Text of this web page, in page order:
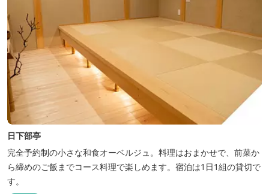
日下部亭
完全予約制の小さな和食オーベルジュ。料理はおまかせで、前菜か
ら締めのご飯までコース料理で楽しめます。宿泊は1日1組の貸切で
す。